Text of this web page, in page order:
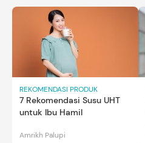
REKOMENDASI PRODUK
7 Rekomendasi Susu UHT
untuk Ibu Hamil
Amrikh Palupi